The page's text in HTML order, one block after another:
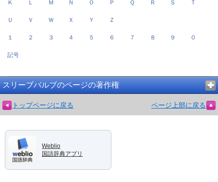
Ｋ Ｌ Ｍ Ｎ Ｏ Ｐ Ｑ Ｒ Ｓ Ｔ
Ｕ Ｖ Ｗ Ｘ Ｙ Ｚ
１ ２ ３ ４ ５ ６ ７ ８ ９ ０
記号
スリーブバルブのページの著作権
トップページに戻る ページ上部に戻る
Weblio
国語辞典アプリ